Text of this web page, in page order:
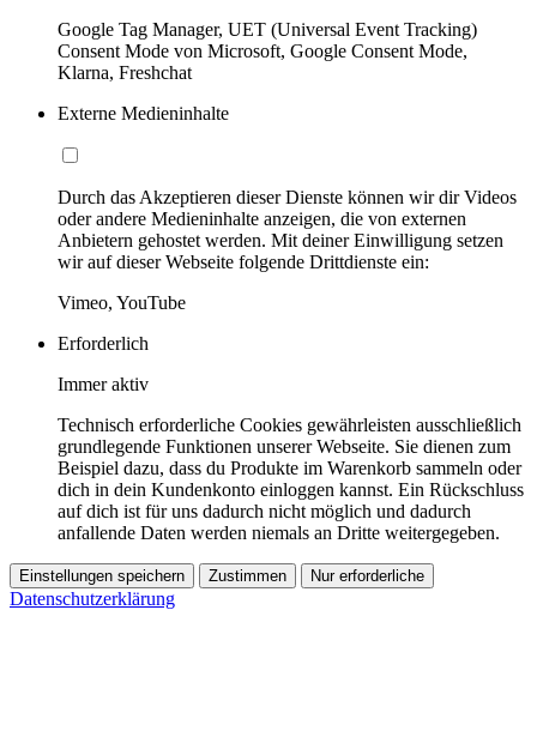
Google Tag Manager, UET (Universal Event Tracking)
Consent Mode von Microsoft, Google Consent Mode,
Klarna, Freshchat
Externe Medieninhalte
Durch das Akzeptieren dieser Dienste können wir dir Videos
oder andere Medieninhalte anzeigen, die von externen
Anbietern gehostet werden. Mit deiner Einwilligung setzen
wir auf dieser Webseite folgende Drittdienste ein:
Vimeo, YouTube
Erforderlich
Immer aktiv
Technisch erforderliche Cookies gewährleisten ausschließlich
grundlegende Funktionen unserer Webseite. Sie dienen zum
Beispiel dazu, dass du Produkte im Warenkorb sammeln oder
dich in dein Kundenkonto einloggen kannst. Ein Rückschluss
auf dich ist für uns dadurch nicht möglich und dadurch
anfallende Daten werden niemals an Dritte weitergegeben.
Einstellungen speichern Zustimmen Nur erforderliche
Datenschutzerklärung